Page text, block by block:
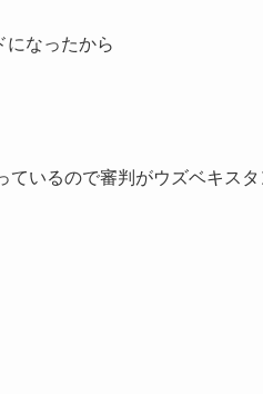
になったから
いるので審判がウズベキス